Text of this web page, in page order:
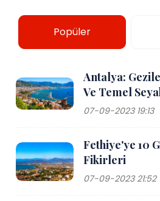
Popüler
Antalya:
Ve Temel
07-09-2023 19:13
Fethiye'ye 10
Fikirleri
07-09-2023 21:52